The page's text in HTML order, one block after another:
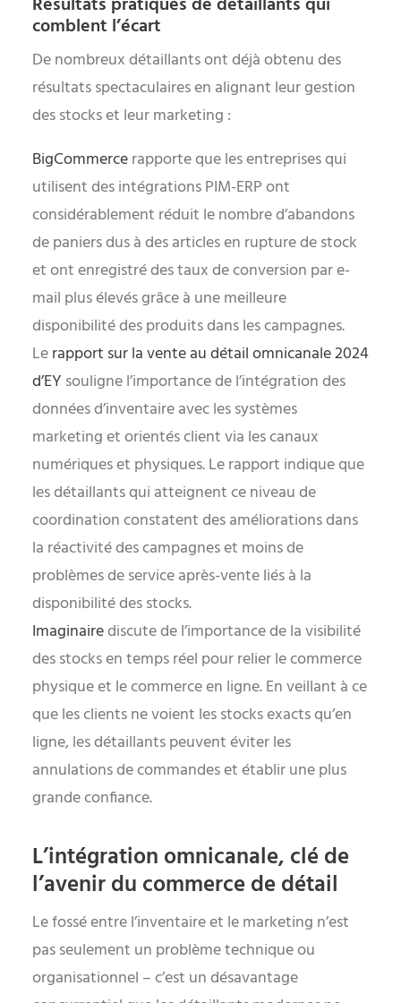
comblent l’écart
De nombreux détaillants ont déjà obtenu des
résultats spectaculaires en alignant leur gestion
des stocks et leur marketing :
BigCommercerapporte que les entreprises qui
utilisent des intégrations PIM-ERP ont
considérablement réduit le nombre d’abandons
de paniers dus à des articles en rupture de stock
et ont enregistré des taux de conversion par e-
mail plus élevés grâce à une meilleure
disponibilité des produits dans les campagnes.
Lerapport sur la vente au détail omnicanale 2024
d’EY souligne l’importance de l’intégration des
données d’inventaire avec les systèmes
marketing et orientés client via les canaux
numériques et physiques. Le rapport indique que
les détaillants qui atteignent ce niveau de
coordination constatent des améliorations dans
la réactivité des campagnes et moins de
problèmes de service après-vente liés à la
disponibilité des stocks.
Imaginairediscute de l’importance de la visibilité
des stocks en temps réel pour relier le commerce
physique et le commerce en ligne. En veillant à ce
que les clients ne voient les stocks exacts qu’en
ligne, les détaillants peuvent éviter les
annulations de commandes et établir une plus
grande confiance.
L’intégration omnicanale, clé de
l’avenir du commerce de détail
Le fossé entre l’inventaire et le marketing n’est
pas seulement un problème technique ou
organisationnel – c’est un désavantage